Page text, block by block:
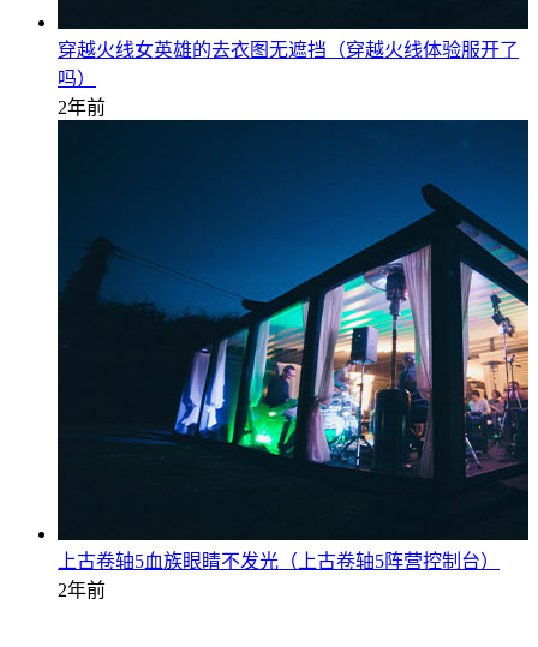
穿越火线女英雄的去衣图无遮挡（穿越火线体验服开了
吗）
2年前
上古卷轴5血族眼睛不发光（上古卷轴5阵营控制台）
2年前